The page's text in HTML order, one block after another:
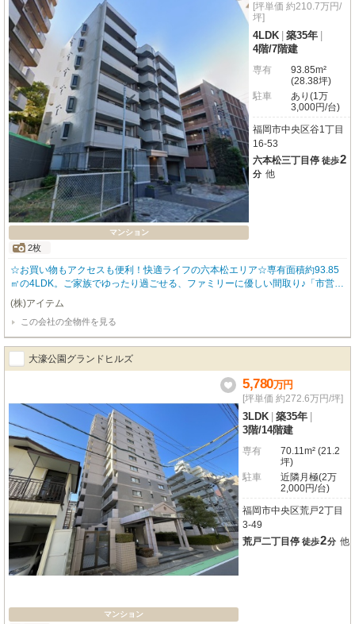
マンション
2枚
[坪単価 約210.7万円/
坪]
4LDK 築35年
4階/7階建
専有
93.85m²
(28.38坪)
駐車
あり(1万
3,000円/台)
福岡市中央区谷1丁目
16-53
六本松三丁目停 徒歩2
分 他
☆お買い物もアクセスも便利！快適ライフの六本松エリア☆専有面積約93.85
㎡の4LDK。ご家族でゆったり過ごせる、ファミリーに優しい間取り♪「市営地
下鉄七隈線『六本松』駅」まで徒歩6分！最寄りのバス停へは徒歩2分。運行さ
れているバス路線も多く、交通アクセスも良好◎システムキッチンや浴室乾燥
機など充実の設備が嬉しいポイント！南東向き角部屋で日当たり・通風ともに
良好。2面バルコニーで開放感もたっぷり♪買物至便な立地で、快適な暮らしを
サポートします！ぜひ一度、現地でその魅力を感じてみませんか？お気軽にお
問い合わせください♪
(株)アイテム
この会社の全物件を見る
大濠公園グランドヒルズ
マンション
5,780万円
[坪単価 約272.6万円/坪]
3LDK 築35年
3階/14階建
専有
70.11m² (21.2
坪)
駐車
近隣月極(2万
2,000円/台)
福岡市中央区荒戸2丁目
3-49
荒戸二丁目停 徒歩2分 他